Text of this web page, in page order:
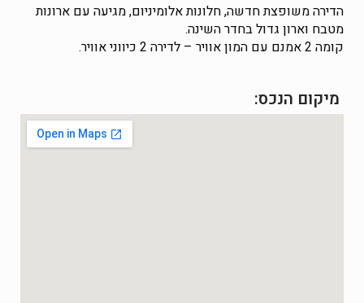
הדירה משופצת חדשה, חלונות אלומיניום, מגיעה עם ארונות
מטבח וארון גדול בחדר השינה.
קומה 2 אמנם עם המון אוויר – לדירה 2 כיווני אוויר
.
מיקום הנכס: